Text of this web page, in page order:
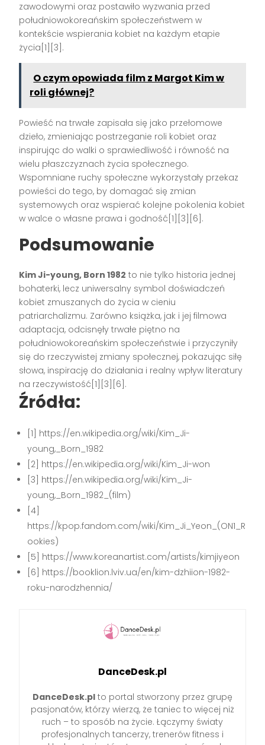
zawodowymi oraz postawiło wyzwania przed
południowokoreańskim społeczeństwem w
kontekście wspierania kobiet na każdym etapie
życia[1][3].
O czym opowiada film z Margot Kim w
roli głównej?
Powieść na trwałe zapisała się jako przełomowe
dzieło, zmieniając postrzeganie roli kobiet oraz
inspirując do walki o sprawiedliwość i równość na
wielu płaszczyznach życia społecznego.
Wspomniane ruchy społeczne wykorzystały przekaz
powieści do tego, by domagać się zmian
systemowych oraz wspierać kolejne pokolenia kobiet
w walce o własne prawa i godność[1][3][6].
Podsumowanie
Kim Ji-young, Born 1982 to nie tylko historia jednej
bohaterki, lecz uniwersalny symbol doświadczeń
kobiet zmuszanych do życia w cieniu
patriarchalizmu. Zarówno książka, jak i jej filmowa
adaptacja, odcisnęły trwałe piętno na
południowokoreańskim społeczeństwie i przyczyniły
się do rzeczywistej zmiany społecznej, pokazując siłę
słowa, inspirację do działania i realny wpływ literatury
na rzeczywistość[1][3][6].
Źródła:
[1] https://en.wikipedia.org/wiki/Kim_Ji-
young,_Born_1982
[2] https://en.wikipedia.org/wiki/Kim_Ji-won
[3] https://en.wikipedia.org/wiki/Kim_Ji-
young,_Born_1982_(film)
[4]
https://kpop.fandom.com/wiki/Kim_Ji_Yeon_(ON1_R
ookies)
[5] https://www.koreanartist.com/artists/kimjiyeon
[6] https://booklion.lviv.ua/en/kim-dzhiion-1982-
roku-narodzhennia/
DanceDesk.pl
DanceDesk.pl to portal stworzony przez grupę
pasjonatów, którzy wierzą, że taniec to więcej niż
ruch – to sposób na życie. Łączymy światy
profesjonalnych tancerzy, trenerów fitness i